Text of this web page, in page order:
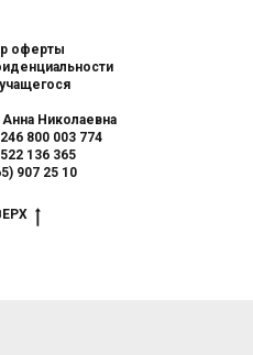
оферты
Николаевна
800 003 774
136 365
907 25 10